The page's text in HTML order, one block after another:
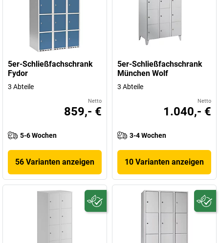
5er-Schließfachschrank
Fydor
3 Abteile
Netto
859,- €
5-6 Wochen
56 Varianten anzeigen
5er-Schließfachschrank
München Wolf
3 Abteile
Netto
1.040,- €
3-4 Wochen
10 Varianten anzeigen